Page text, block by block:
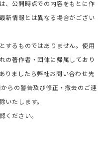
、公開時点での内容をもとに作
新情報とは異なる場合がござい
するものではありません。使用
の著作者・団体に帰属しており
りましたら弊社お問い合わせ先
らの警告及び修正・撤去のご連
いたします。
ださい。